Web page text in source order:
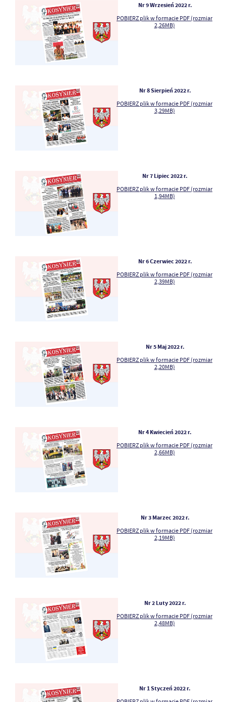
Nr 9 Wrzesień 2022 r.
POBIERZ plik w formacie PDF (rozmiar
2,26MB)
Nr 8 Sierpień 2022 r.
POBIERZ plik w formacie PDF (rozmiar
3,29MB)
Nr 7 Lipiec 2022 r.
POBIERZ plik w formacie PDF (rozmiar
1,94MB)
Nr 6 Czerwiec 2022 r.
POBIERZ plik w formacie PDF (rozmiar
2,39MB)
Nr 5 Maj 2022 r.
POBIERZ plik w formacie PDF (rozmiar
2,20MB)
Nr 4 Kwiecień 2022 r.
POBIERZ plik w formacie PDF (rozmiar
2,66MB)
Nr 3 Marzec 2022 r.
POBIERZ plik w formacie PDF (rozmiar
2,19MB)
Nr 2 Luty 2022 r.
POBIERZ plik w formacie PDF (rozmiar
2,48MB)
Nr 1 Styczeń 2022 r.